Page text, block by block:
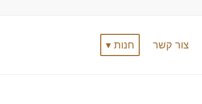
צור קשר חנות ▾